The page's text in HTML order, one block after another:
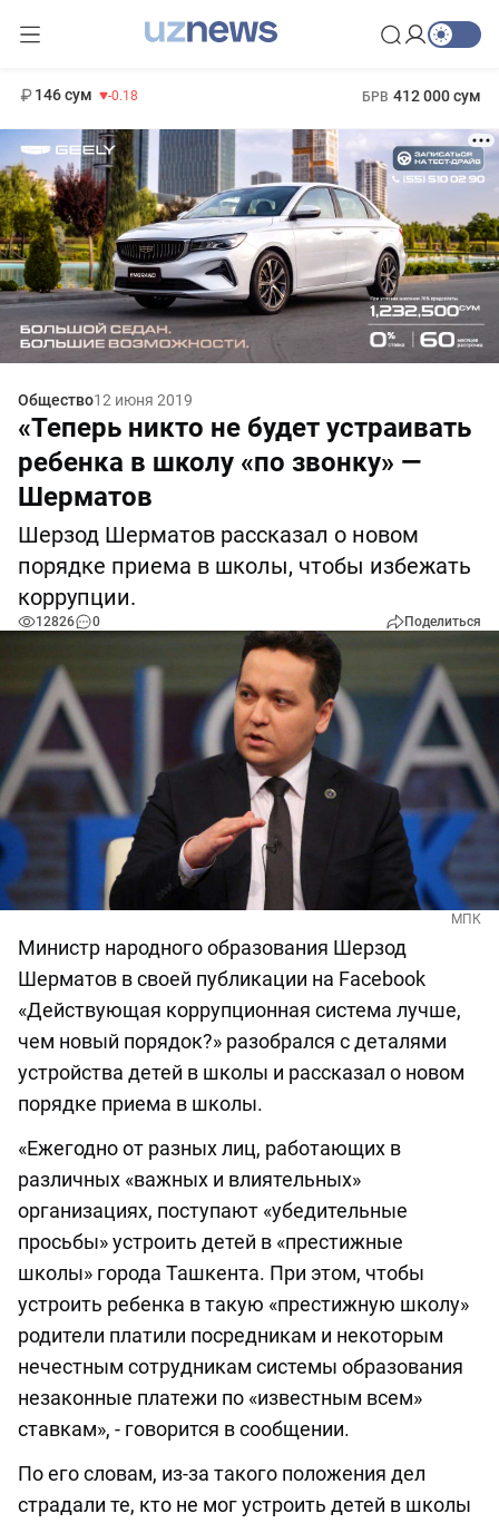
146 сум -0.18 БРВ 412 000 сум
Общество12 июня 2019
«Теперь никто не будет устраивать
ребенка в школу «по звонку» —
Шерматов
Шерзод Шерматов рассказал о новом
порядке приема в школы, чтобы избежать
коррупции.
12826 0 Поделиться
МПК
Министр народного образования Шерзод
Шерматов в своей публикации на Facebook
«Действующая коррупционная система лучше,
чем новый порядок?» разобрался с деталями
устройства детей в школы и рассказал о новом
порядке приема в школы.
«Ежегодно от разных лиц, работающих в
различных «важных и влиятельных»
организациях, поступают «убедительные
просьбы» устроить детей в «престижные
школы» города Ташкента. При этом, чтобы
устроить ребенка в такую «престижную школу»
родители платили посредникам и некоторым
нечестным сотрудникам системы образования
незаконные платежи по «известным всем»
ставкам», - говорится в сообщении.
По его словам, из-за такого положения дел
страдали те, кто не мог устроить детей в школы